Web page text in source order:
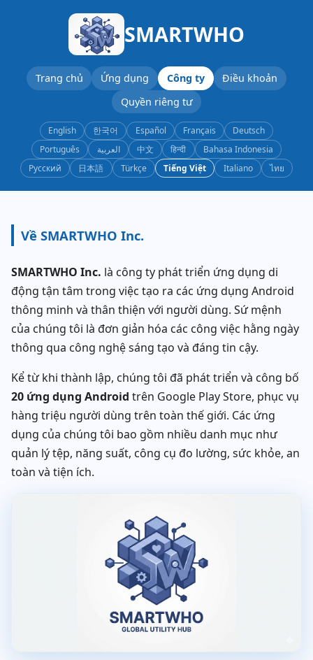
SMARTWHO
Trang chủ Ứng dụng Công ty
Điều khoản
Quyền riêng tư
English 한국어 Español Français
Deutsch
Português
العربية 中文 हिन्दी
Bahasa Indonesia
Русский
日本語 Türkçe Tiếng Việt Italiano ไทย
Về SMARTWHO Inc.
SMARTWHO Inc. là công ty phát triển ứng dụng di
động tận tâm trong việc tạo ra các ứng dụng Android
thông minh và thân thiện với người dùng. Sứ mệnh
của chúng tôi là đơn giản hóa các công việc hằng ngày
thông qua công nghệ sáng tạo và đáng tin cậy.
Kể từ khi thành lập, chúng tôi đã phát triển và công bố
20 ứng dụng Android trên Google Play Store, phục vụ
hàng triệu người dùng trên toàn thế giới. Các ứng
dụng của chúng tôi bao gồm nhiều danh mục như
quản lý tệp, năng suất, công cụ đo lường, sức khỏe, an
toàn và tiện ích.